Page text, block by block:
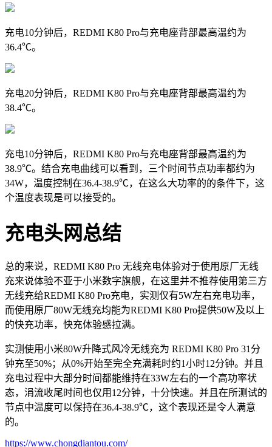
充电10分钟后， REDMI K80 Pro与充电座背部最高温约为
36.4℃。
充电20分钟后， REDMI K80 Pro与充电座背部最高温约为
38.4℃。
充电10分钟后， REDMI K80 Pro与充电座背部最高温约为
38.9℃。结合充电曲线可以看到，三个时间节点功率都约为
34W，温度控制在36.4-38.9℃，在这么大功率的的条件下，这
个温度表现是可以接受的。
充电头网总结
总的来说， REDMI K80 Pro 无线充电体验对于使用原厂无线
充来说体验不亚于小米数字旗舰，在这里并不推荐使用第三方
无线充给REDMI K80 Pro充电，实测仅有5W左右充电功率，
而使用原厂80W无线充均能为REDMI K80 Pro提供50W及以上
的快充功率，快充体验感拉满。
实测使用小米80W升降式风冷无线充为 REDMI K80 Pro 31分
钟充至50%；从0%开始至完全充满耗时约1小时12分钟。并且
充电过程中大部分时间都能维持在33W左右的一个高功率状
态，涓流收尾时间也仅用12分钟，十分快速。并且在所测试的
节点中温度可以保持在36.4-38.9℃，这个表现还是令人满意
的。
https://www.chongdiantou.com/